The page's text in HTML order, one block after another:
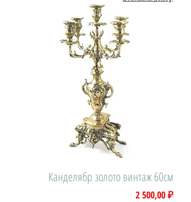
Канделябр золото винтаж 60см
Цена
2 500,00 ₽